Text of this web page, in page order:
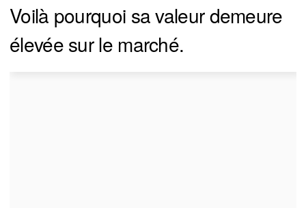
Voilà pourquoi sa valeur demeure
élevée sur le marché.